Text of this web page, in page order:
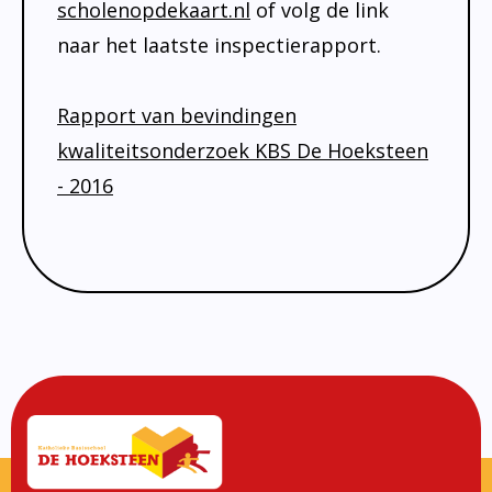
Onderwijsinspectie
Privacy
scholenopdekaart.nl of volg de link
naar het laatste inspectierapport.
Rapport van bevindingen
kwaliteitsonderzoek KBS De Hoeksteen
- 2016